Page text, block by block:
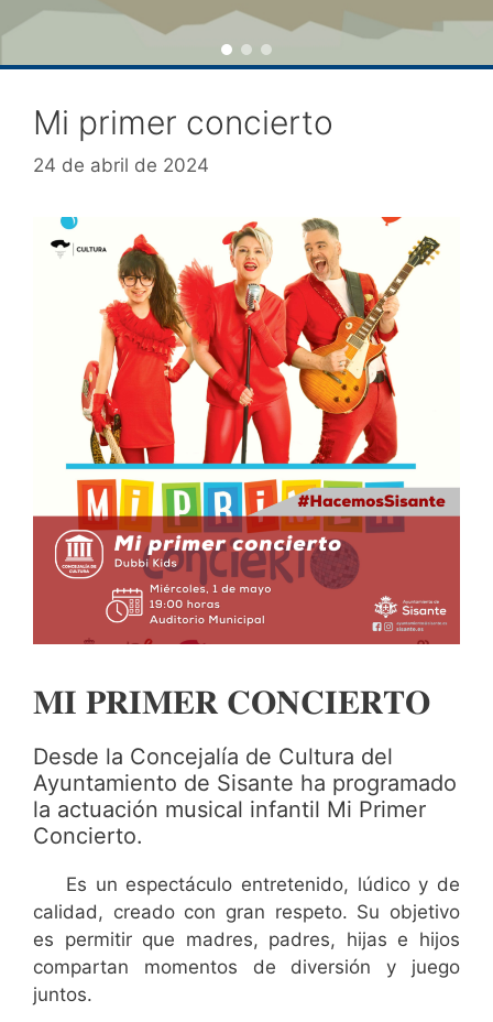
Mi primer concierto
24 de abril de 2024
𝐌𝐈 𝐏𝐑𝐈𝐌𝐄𝐑 𝐂𝐎𝐍𝐂𝐈𝐄𝐑𝐓𝐎
Desde la Concejalía de Cultura del
Ayuntamiento de Sisante ha programado
la actuación musical infantil Mi Primer
Concierto.
Es un espectáculo entretenido, lúdico y de
calidad, creado con gran respeto. Su objetivo
es permitir que madres, padres, hijas e hijos
compartan momentos de diversión y juego
juntos.